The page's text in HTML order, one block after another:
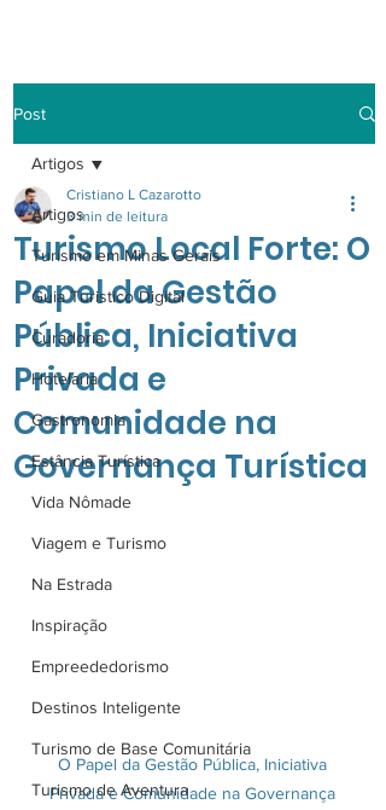
Post
Artigos
Turismo em Minas Gerais
Guia Turistico Digital
Curadoria
Hotelaria
Gastronomia
Estância Turística
Vida Nômade
Viagem e Turismo
Na Estrada
Inspiração
Empreededorismo
Destinos Inteligente
Turismo de Base Comunitária
Turismo de Aventura
Artigos
Turismo Local Forte: O
Papel da Gestão
Pública, Iniciativa
Privada e
Comunidade na
Governança Turística
Cristiano L Cazarotto
3 min de leitura
O Papel da Gestão Pública, Iniciativa
Privada e Comunidade na Governança